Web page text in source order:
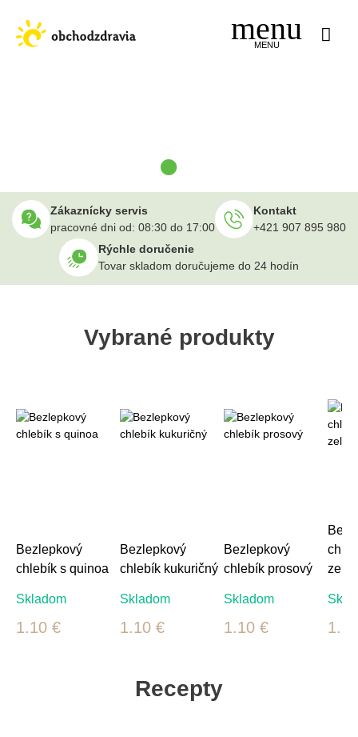
navigation
MENU
•
Zákaznícky servis
pracovné dni od: 08:30 do 17:00
Kontakt
+421 907 895 980
Rýchle doručenie
Tovar skladom doručujeme do 24 hodín
Vybrané produkty
Bezlepkový
chlebík s quinoa
Skladom
1.10 €
Bezlepkový
chlebík kukuričný
Skladom
1.10 €
Bezlepkový
chlebík prosový
Skladom
1.10 €
Recepty